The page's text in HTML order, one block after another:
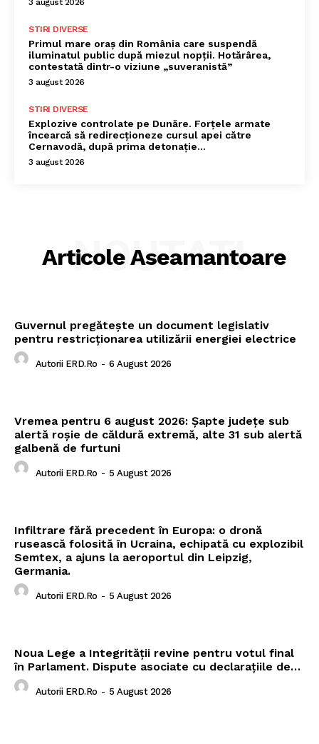
3 august 2026
STIRI DIVERSE
Primul mare oraș din România care suspendă
iluminatul public după miezul nopții. Hotărârea,
contestată dintr-o viziune „suveranistă”
3 august 2026
STIRI DIVERSE
Explozive controlate pe Dunăre. Forțele armate
încearcă să redirecționeze cursul apei către
Cernavodă, după prima detonație…
3 august 2026
Articole Aseamantoare
NOUTATI
Guvernul pregătește un document legislativ
pentru restricționarea utilizării energiei electrice
Autorii ERD.ro - 6 August 2026
Vremea pentru 6 august 2026: Șapte județe sub
alertă roșie de căldură extremă, alte 31 sub alertă
galbenă de furtuni
Autorii ERD.ro - 5 August 2026
Infiltrare fără precedent în Europa: o dronă
rusească folosită în Ucraina, echipată cu explozibil
Semtex, a ajuns la aeroportul din Leipzig,
Germania.
Autorii ERD.ro - 5 August 2026
Noua Lege a Integrității revine pentru votul final
în Parlament. Dispute asociate cu declarațiile de…
Autorii ERD.ro - 5 August 2026